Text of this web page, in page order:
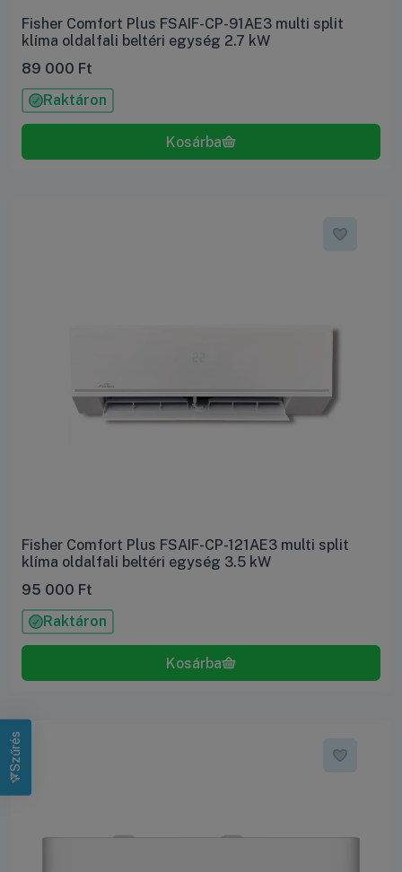
Szűrés
Fisher Comfort Plus FSAIF-CP-91AE3 multi split
klíma oldalfali beltéri egység 2.7 kW
89 000 Ft
Raktáron
Fisher Comfort Plus FSAIF-CP-121AE3 multi split
klíma oldalfali beltéri egység 3.5 kW
95 000 Ft
Raktáron